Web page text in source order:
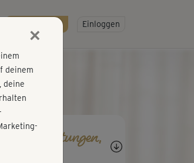
Gratis testen! Einloggen
Bewertungen,
×
deinem
deine